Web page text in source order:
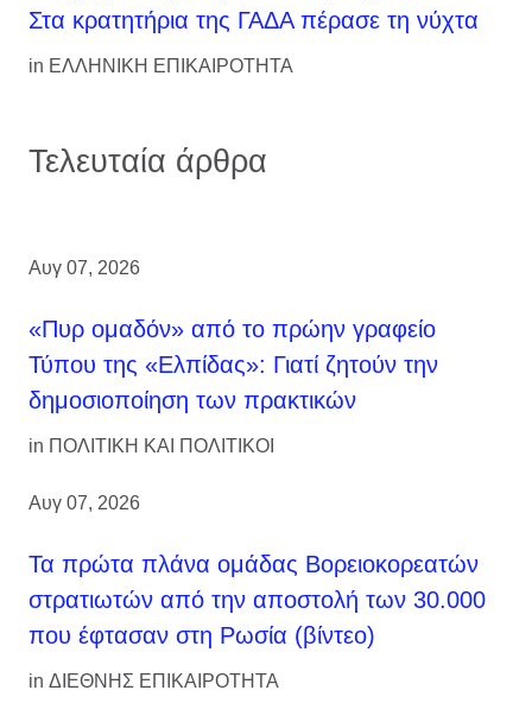
Στα κρατητήρια της ΓΑΔΑ πέρασε τη νύχτα
in ΕΛΛΗΝΙΚΗ ΕΠΙΚΑΙΡΟΤΗΤΑ
Τελευταία άρθρα
Αυγ 07, 2026
«Πυρ ομαδόν» από το πρώην γραφείο
Τύπου της «Ελπίδας»: Γιατί ζητούν την
δημοσιοποίηση των πρακτικών
in ΠΟΛΙΤΙΚΗ ΚΑΙ ΠΟΛΙΤΙΚΟΙ
Αυγ 07, 2026
Τα πρώτα πλάνα ομάδας Βορειοκορεατών
στρατιωτών από την αποστολή των 30.000
που έφτασαν στη Ρωσία (βίντεο)
in ΔΙΕΘΝΗΣ ΕΠΙΚΑΙΡΟΤΗΤΑ